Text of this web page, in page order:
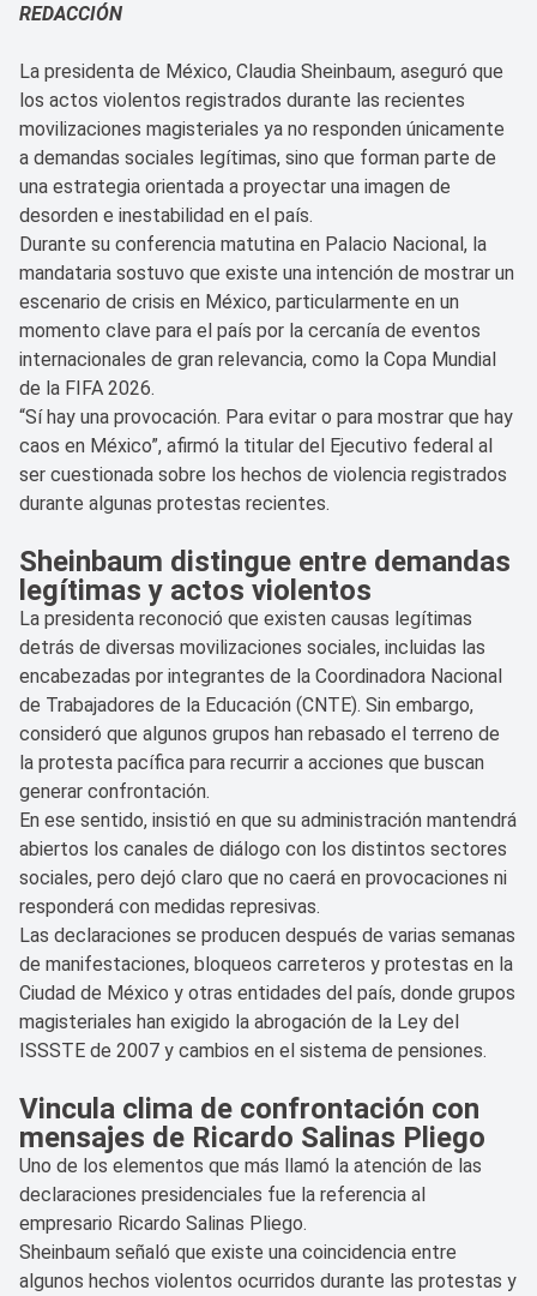
REDACCIÓN
La presidenta de México, Claudia Sheinbaum, aseguró que
los actos violentos registrados durante las recientes
movilizaciones magisteriales ya no responden únicamente
a demandas sociales legítimas, sino que forman parte de
una estrategia orientada a proyectar una imagen de
desorden e inestabilidad en el país.
Durante su conferencia matutina en Palacio Nacional, la
mandataria sostuvo que existe una intención de mostrar un
escenario de crisis en México, particularmente en un
momento clave para el país por la cercanía de eventos
internacionales de gran relevancia, como la Copa Mundial
de la FIFA 2026.
“Sí hay una provocación. Para evitar o para mostrar que hay
caos en México”, afirmó la titular del Ejecutivo federal al
ser cuestionada sobre los hechos de violencia registrados
durante algunas protestas recientes.
Sheinbaum distingue entre demandas
legítimas y actos violentos
La presidenta reconoció que existen causas legítimas
detrás de diversas movilizaciones sociales, incluidas las
encabezadas por integrantes de la Coordinadora Nacional
de Trabajadores de la Educación (CNTE). Sin embargo,
consideró que algunos grupos han rebasado el terreno de
la protesta pacífica para recurrir a acciones que buscan
generar confrontación.
En ese sentido, insistió en que su administración mantendrá
abiertos los canales de diálogo con los distintos sectores
sociales, pero dejó claro que no caerá en provocaciones ni
responderá con medidas represivas.
Las declaraciones se producen después de varias semanas
de manifestaciones, bloqueos carreteros y protestas en la
Ciudad de México y otras entidades del país, donde grupos
magisteriales han exigido la abrogación de la Ley del
ISSSTE de 2007 y cambios en el sistema de pensiones.
Vincula clima de confrontación con
mensajes de Ricardo Salinas Pliego
Uno de los elementos que más llamó la atención de las
declaraciones presidenciales fue la referencia al
empresario Ricardo Salinas Pliego.
Sheinbaum señaló que existe una coincidencia entre
algunos hechos violentos ocurridos durante las protestas y